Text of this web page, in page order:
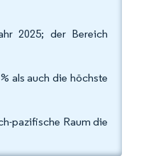
2025; der Bereich
als auch die höchste
pazifische Raum die